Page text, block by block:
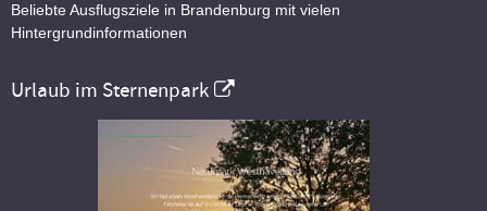
Beliebte Ausflugsziele in Brandenburg mit vielen
Hintergrundinformationen
Urlaub im Sternenpark